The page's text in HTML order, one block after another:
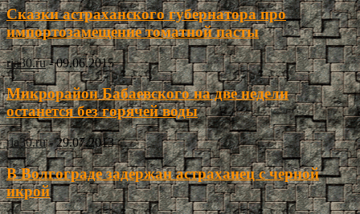
Сказки астраханского губернатора про
импортозамещение томатной пасты
ria30.ru - 09.06.2015
Микрорайон Бабаевского на две недели
останется без горячей воды
ria30.ru - 29.07.2013
В Волгограде задержан астраханец с черной
икрой